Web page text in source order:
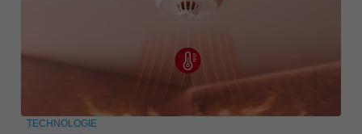
TECHNOLOGIE